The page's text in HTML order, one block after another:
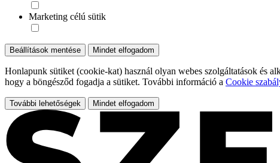
Marketing célú sütik
Beállítások mentése Mindet elfogadom
Honlapunk sütiket (cookie-kat) használ olyan webes szolgáltatások és
hogy a böngésződ fogadja a sütiket. További információ a Cookie
További lehetőségek Mindet elfogadom